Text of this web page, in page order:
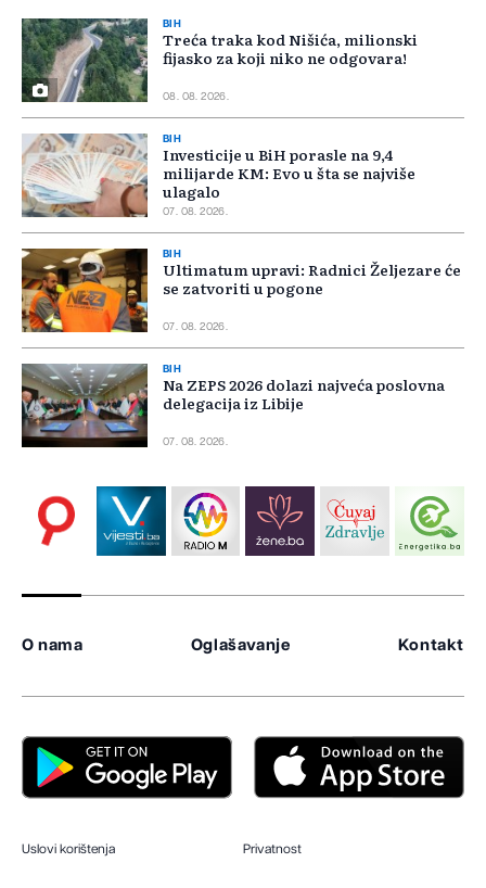
BIH
Treća traka kod Nišića, milionski
fijasko za koji niko ne odgovara!
08. 08. 2026.
BIH
Investicije u BiH porasle na 9,4
milijarde KM: Evo u šta se najviše
ulagalo
07. 08. 2026.
BIH
Ultimatum upravi: Radnici Željezare će
se zatvoriti u pogone
07. 08. 2026.
BIH
Na ZEPS 2026 dolazi najveća poslovna
delegacija iz Libije
07. 08. 2026.
O nama Oglašavanje Kontakt
Uslovi korištenja Privatnost